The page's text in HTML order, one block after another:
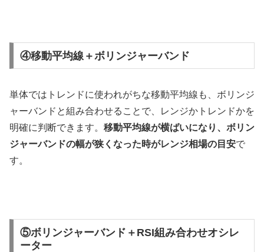
④移動平均線＋ボリンジャーバンド
単体ではトレンドに使われがちな移動平均線も、ボリンジ
ャーバンドと組み合わせることで、レンジかトレンドかを
明確に判断できます。 移動平均線が横ばいになり、ボリン
ジャーバンドの幅が狭くなった時がレンジ相場の目安で
す。
⑤ボリンジャーバンド＋RSI組み合わせオシレ
ーター